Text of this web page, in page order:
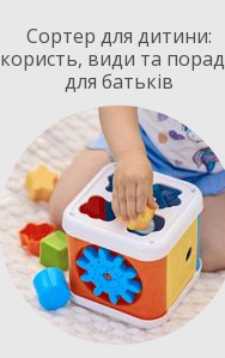
Сортер для дитини:
користь, види та
для батьків